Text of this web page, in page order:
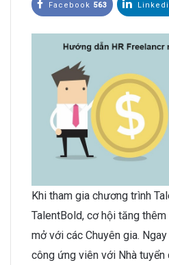
Facebook 563
Khi tham gia chương trình
TalentBold, cơ hội tăng
mở với các Chuyên gia.
công ứng viên với Nhà